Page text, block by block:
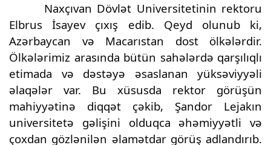
Naxçıvan Dövlət Universitetinin rektoru
Elbrus İsayev çıxış edib. Qeyd olunub ki,
Azərbaycan və Macarıstan dost ölkələrdir.
Ölkələrimiz arasında bütün sahələrdə qarşılıqlı
etimada və dəstəyə əsaslanan yüksəviyyəli
əlaqələr var. Bu xüsusda rektor görüşün
mahiyyətinə diqqət çəkib, Şandor Lejakın
universitetə gəlişini olduqca əhəmiyyətli və
çoxdan gözlənilən əlamətdar görüş adlandırıb.